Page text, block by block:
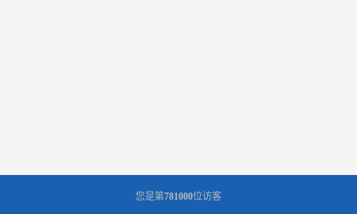
您是第781000位访客